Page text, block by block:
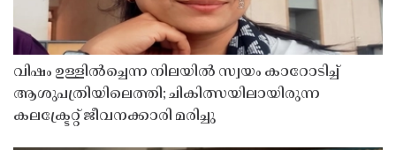
വിഷം ഉള്ളിൽച്ചെന്ന നിലയിൽ സ്വയം കാറോടിച്ച്
ആശുപത്രിയിലെത്തി; ചികിത്സയിലായിരുന്ന
കലക്ട്രേറ്റ് ജീവനക്കാരി മരിച്ചു